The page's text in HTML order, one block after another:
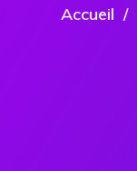
Accueil